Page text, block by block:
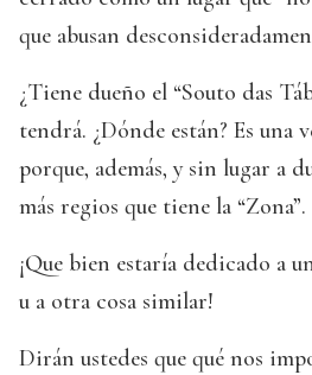
que abusan
¿Tiene dueño el “Souto das
tendrá. ¿Dónde están? Es una
porque, además, y sin lugar a
más regios que tiene la “Zona”.
¡Que bien estaría dedicado a
u a otra cosa similar!
Dirán ustedes que qué nos